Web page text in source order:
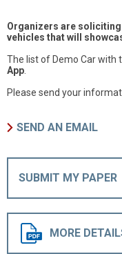
Organizers are
vehicles that will
The list of Demo Car with
App
Please send your
SEND AN EMAIL
SUBMIT MY PAPER
MORE